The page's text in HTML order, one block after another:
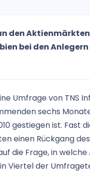
den
bei den
Umfrage von TNS
sechs
gestiegen ist.
einen Rückgang
die Frage, in
Viertel der